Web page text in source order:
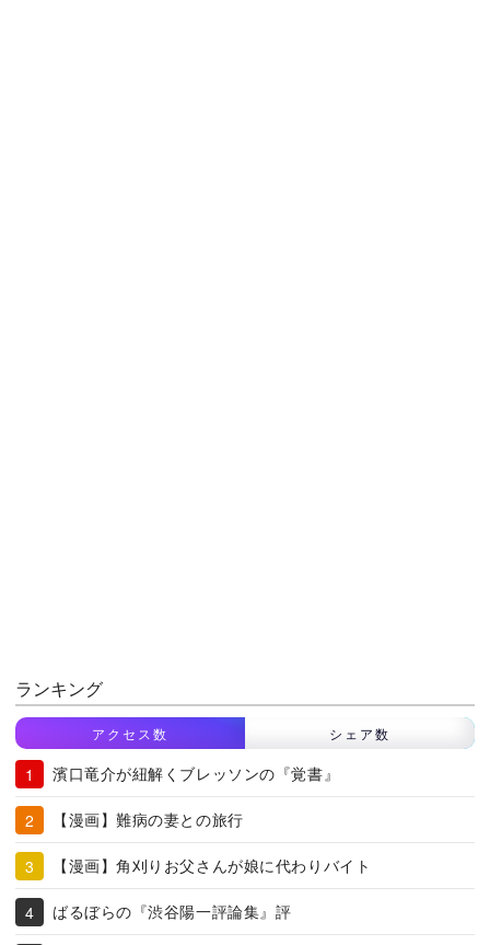
ランキング
アクセス数 シェア数
濱口竜介が紐解くブレッソンの『覚書』
【漫画】難病の妻との旅行
【漫画】角刈りお父さんが娘に代わりバイト
ばるぼらの『渋谷陽一評論集』評